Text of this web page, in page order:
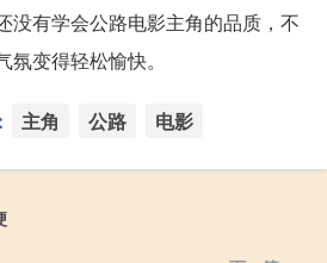
没有学会公路电影主角的品质，不
变得轻松愉快。
主角 公路 电影